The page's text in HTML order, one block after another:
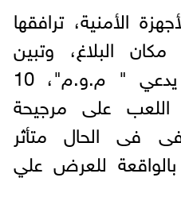
الأمنية، ترافقها
البلاغ، وتبين
سقوط طفل صغير يدعي " م.و.م"، 10
اللعب على مرجيحة
فى الحال متأثر
للعرض علي